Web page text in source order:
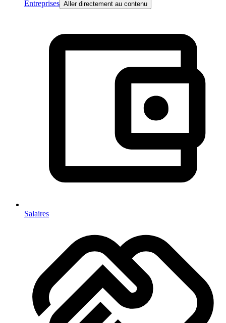
Entreprises Aller directement au contenu
Salaires